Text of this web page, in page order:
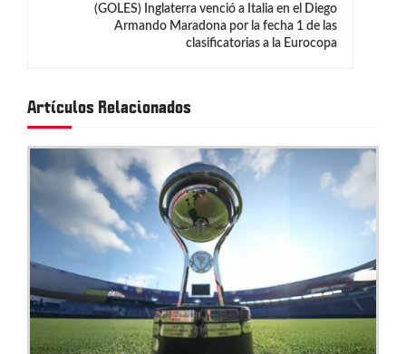
i
n
e
n
(GOLES) Inglaterra venció a Italia en el Diego
Armando Maradona por la fecha 1 de las
clasificatorias a la Eurocopa
Artículos Relacionados